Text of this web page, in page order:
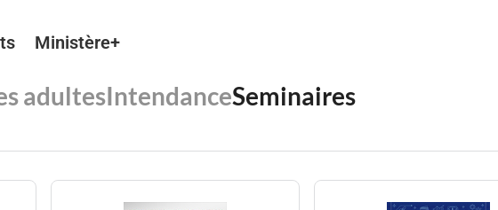
Ministère+
adultesIntendanceSeminaires